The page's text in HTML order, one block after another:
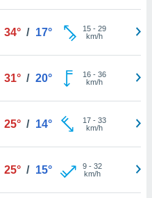
34° / 17° 15- 29
km/h
31° / 20° 16- 36
km/h
25° / 14° 17- 33
km/h
25° / 15° 9- 32
km/h